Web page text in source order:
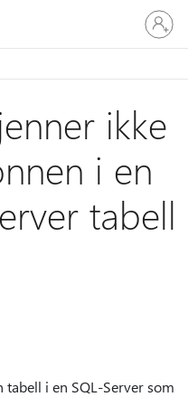
Logg
på
kontoen
ikke
i en
tabell
i en SQL-Server som